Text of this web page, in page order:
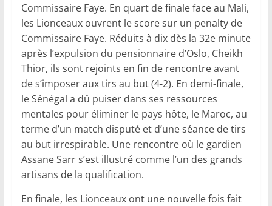
Commissaire Faye. En quart de finale face au Mali,
les Lionceaux ouvrent le score sur un penalty de
Commissaire Faye. Réduits à dix dès la 32e minute
après l’expulsion du pensionnaire d’Oslo, Cheikh
Thior, ils sont rejoints en fin de rencontre avant
de s’imposer aux tirs au but (4-2). En demi-finale,
le Sénégal a dû puiser dans ses ressources
mentales pour éliminer le pays hôte, le Maroc, au
terme d’un match disputé et d’une séance de tirs
au but irrespirable. Une rencontre où le gardien
Assane Sarr s’est illustré comme l’un des grands
artisans de la qualification.
En finale, les Lionceaux ont une nouvelle fois fait